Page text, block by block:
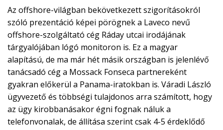
Az offshore-világban bekövetkezett szigorításokról
szóló prezentáció képei pörögnek a Laveco nevű
offshore-szolgáltató cég Ráday utcai irodájának
tárgyalójában lógó monitoron is. Ez a magyar
alapítású, de ma már hét másik országban is jelenlévő
tanácsadó cég a Mossack Fonseca partnereként
gyakran előkerül a Panama-iratokban is. Váradi László
ügyvezető és többségi tulajdonos arra számított, hogy
az ügy kirobbanásakor égni fognak náluk a
telefonvonalak, de állítása szerint csak 4-5 érdeklődő